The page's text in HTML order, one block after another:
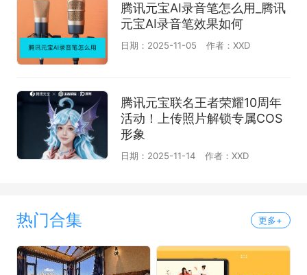
腾讯元宝AI录音笔怎么用_腾讯
元宝AI录音笔效果如何
日期：2025-11-05 作者：XXD
腾讯元宝联名王者荣耀10周年
活动！上传照片解锁专属COS
形象
日期：2025-11-14 作者：XXD
热门合集 更多+